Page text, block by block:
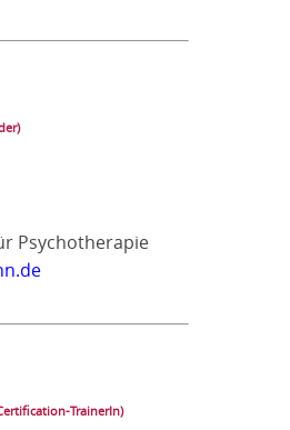
Psychotherapie
TrainerIn)